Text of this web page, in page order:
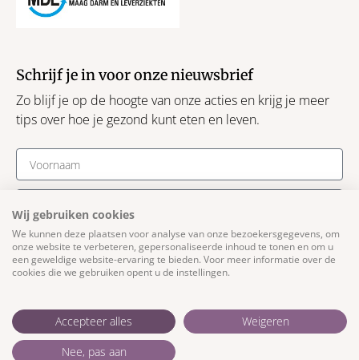
Schrijf je in voor onze nieuwsbrief
Zo blijf je op de hoogte van onze acties en krijg je meer
tips over hoe je gezond kunt eten en leven.
Schrijf je in
Cookieverklaring
Wij gebruiken cookies
We kunnen deze plaatsen voor analyse van onze bezoekersgegevens, om
onze website te verbeteren, gepersonaliseerde inhoud te tonen en om u
een geweldige website-ervaring te bieden. Voor meer informatie over de
cookies die we gebruiken opent u de instellingen.
Accepteer alles
Weigeren
Nee, pas aan